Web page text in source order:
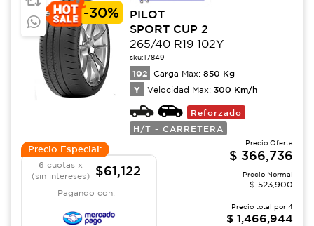
-30%
PILOT
SPORT CUP 2
265/40 R19 102Y
sku:17849
102 Carga Max: 850 Kg
Y Velocidad Max: 300 Km/h
Reforzado
H/T - CARRETERA
Precio Especial:
6 cuotas x
(sin intereses)
$61,122
Pagando con:
Precio Oferta
$ 366,736
Precio Normal
$ 523,900
Precio total por 4
$ 1,466,944